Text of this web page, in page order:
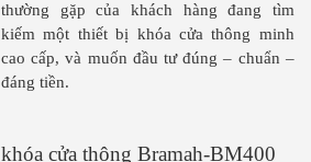
thường gặp của khách hàng đang tìm
kiếm một thiết bị khóa cửa thông minh
cao cấp, và muốn đầu tư đúng – chuẩn –
đáng tiền.
khóa cửa thông Bramah-BM400